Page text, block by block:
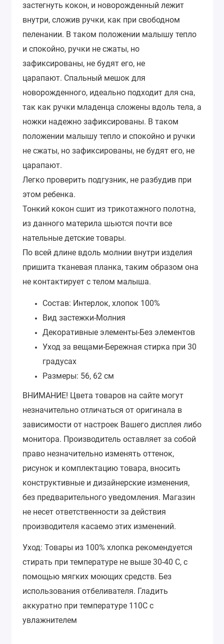
застегнуть кокон, и новорожденный лежит
внутри, сложив ручки, как при свободном
пеленании. В таком положении малышу тепло
и спокойно, ручки не сжаты, но
зафиксированы, не будят его, не
царапают. Спальный мешок для
новорожденного, идеально подходит для сна,
так как ручки младенца сложены вдоль тела, а
ножки надежно зафиксированы. В таком
положении малышу тепло и спокойно и ручки
не сжаты, но зафиксированы, не будят его, не
царапают.
Легко проверить подгузник, не разбудив при
этом ребенка.
Тонкий кокон сшит из трикотажного полотна,
из данного материла шьются почти все
нательные детские товары.
По всей длине вдоль молнии внутри изделия
пришита тканевая планка, таким образом она
не контактирует с телом малыша.
Состав: Интерлок, хлопок 100%
Вид застежки-Молния
Декоративные элементы-Без элементов
Уход за вещами-Бережная стирка при 30
градусах
Размеры: 56, 62 см
ВНИМАНИЕ! Цвета товаров на сайте могут
незначительно отличаться от оригинала в
зависимости от настроек Вашего дисплея либо
монитора. Производитель оставляет за собой
право незначительно изменять оттенок,
рисунок и комплектацию товара, вносить
конструктивные и дизайнерские изменения,
без предварительного уведомления. Магазин
не несет ответственности за действия
производителя касаемо этих изменений.
Уход: Товары из 100% хлопка рекомендуется
стирать при температуре не выше 30-40 С, с
помощью мягких моющих средств. Без
использования отбеливателя. Гладить
аккуратно при температуре 110С с
увлажнителем